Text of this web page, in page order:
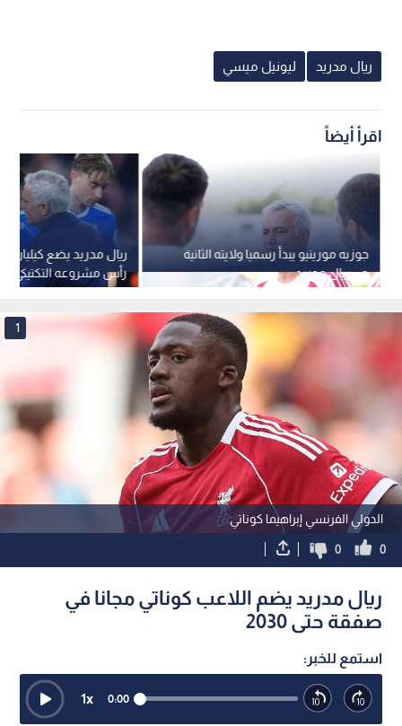
ريال مدريد ليونيل ميسي
اقرأ أيضاً
ريال مدريد يضع كيليان
رأس مشروعه التكتيكي
جوزيه مورينيو يبدأ رسميا ولايته الثانية
مع ريال مدريد
الدولي الفرنسي إبراهيما كوناتي
1
0
0
ريال مدريد يضم اللاعب كوناتي مجانا في
صفقة حتى 2030
استمع للخبر:
0:00
1x